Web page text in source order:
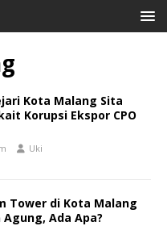
Kota Malang Sita
Korupsi Ekspor CPO
Uki
Tower di Kota Malang
Ada Apa?